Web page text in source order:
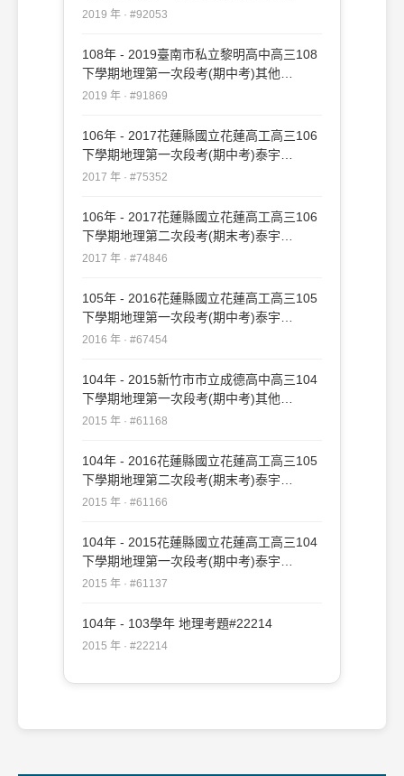
#92053
2019 年 · #92053
108年 - 2019臺南市私立黎明高中高三108
下學期地理第一次段考(期中考)其他
#91869
2019 年 · #91869
106年 - 2017花蓮縣國立花蓮高工高三106
下學期地理第一次段考(期中考)泰宇
#75352
2017 年 · #75352
106年 - 2017花蓮縣國立花蓮高工高三106
下學期地理第二次段考(期末考)泰宇
#74846
2017 年 · #74846
105年 - 2016花蓮縣國立花蓮高工高三105
下學期地理第一次段考(期中考)泰宇
#67454
2016 年 · #67454
104年 - 2015新竹市市立成德高中高三104
下學期地理第一次段考(期中考)其他
#61168
2015 年 · #61168
104年 - 2016花蓮縣國立花蓮高工高三105
下學期地理第二次段考(期末考)泰宇
#61166
2015 年 · #61166
104年 - 2015花蓮縣國立花蓮高工高三104
下學期地理第一次段考(期中考)泰宇
#61137
2015 年 · #61137
104年 - 103學年 地理考題#22214
2015 年 · #22214